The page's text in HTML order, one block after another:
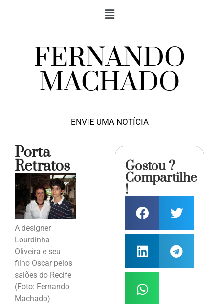
FERNANDO
MACHADO
ENVIE UMA NOTÍCIA
Porta
Retratos
A designer
Lourdinha
Oliveira e seu
filho Oscar pelos
salões do Recife
(Foto: Fernando
Machado)
Gostou ?
Compartilhe
!